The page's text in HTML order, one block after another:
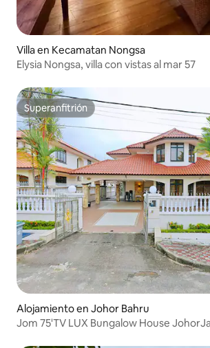
Villa en Kecamatan Nongsa
Elysia Nongsa, villa con vistas al mar 57
Superanfitrión
Superanfitrión
Alojamiento en Johor Bahru
Jom 75'TV LUX Bungalow House